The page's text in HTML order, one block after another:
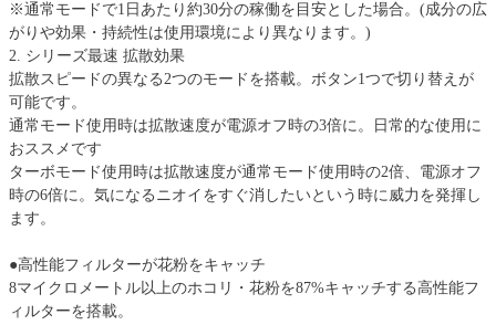
※通常モードで1日あたり約30分の稼働を目安とした場合。(成分の広
がりや効果・持続性は使用環境により異なります。)
2. シリーズ最速 拡散効果
拡散スピードの異なる2つのモードを搭載。ボタン1つで切り替えが
可能です。
通常モード使用時は拡散速度が電源オフ時の3倍に。日常的な使用に
おススメです
ターボモード使用時は拡散速度が通常モード使用時の2倍、電源オフ
時の6倍に。気になるニオイをすぐ消したいという時に威力を発揮し
ます。
●高性能フィルターが花粉をキャッチ
8マイクロメートル以上のホコリ・花粉を87%キャッチする高性能フ
ィルターを搭載。